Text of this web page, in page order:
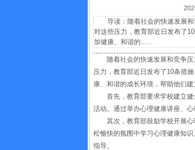
导读：随着社会的快速发展和
对这些压力，教育部近日发布了
加健康、和谐的......
随着社会的快速发展和竞争
压力，教育部近日发布了10条措
康、和谐的成长环境，帮助他们
首先，教育部要求学校建立
活动。通过举办心理健康讲座、
其次，教育部鼓励学校开展
松愉快的氛围中学习心理健康知
指导。